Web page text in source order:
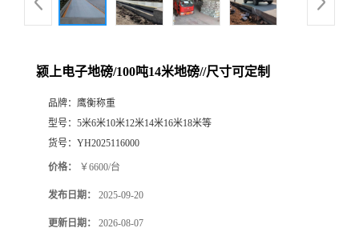
颍上电子地磅/100吨14米地磅//尺寸可定制
品牌： 鹰衡称重
型号： 5米6米10米12米14米16米18米等
货号： YH2025116000
价格： ￥6600/台
发布日期： 2025-09-20
更新日期： 2026-08-07